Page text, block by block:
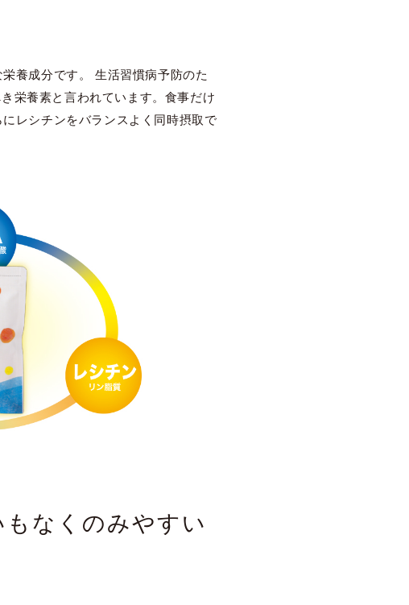
養成分です。 生活習慣病予防のた
栄養素と言われています。食事だけ
レシチンをバランスよく同時摂取で
なくのみやすい